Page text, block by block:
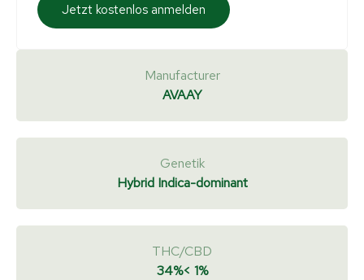
Jetzt kostenlos anmelden
Manufacturer
AVAAY
Genetik
Hybrid Indica-dominant
THC/CBD
34%< 1%